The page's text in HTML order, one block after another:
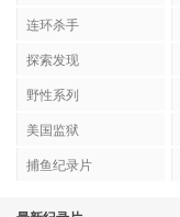
连环杀手
探索发现
野性系列
美国监狱
捕鱼纪录片